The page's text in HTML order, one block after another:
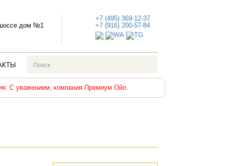
+7 (495) 369-12-37
+7 (916) 200-57-84
шоссе дом №1
С уважением, компания Премиум Ойл.